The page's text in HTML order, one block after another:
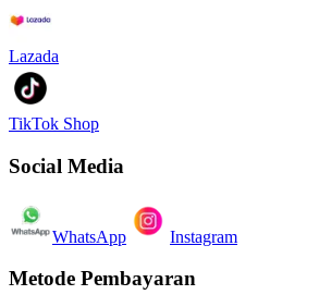
Lazada
TikTok Shop
Social Media
WhatsApp Instagram
Metode Pembayaran